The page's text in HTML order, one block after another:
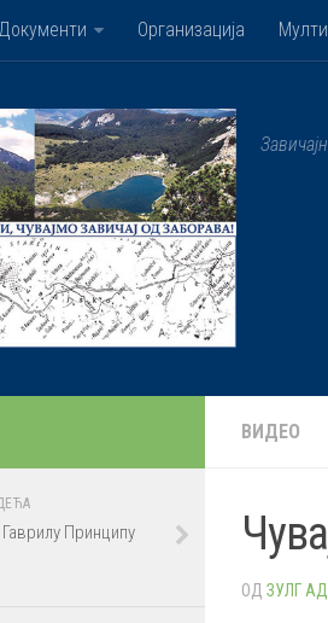
Документи Организација
ВИДЕО
ОД ЗУЛГ
Принципу